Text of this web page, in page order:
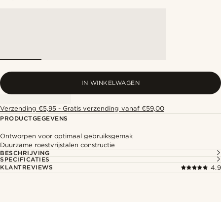
IN WINKELWAGEN
Verzending €5,95 - Gratis verzending vanaf €59,00
PRODUCTGEGEVENS
Ontworpen voor optimaal gebruiksgemak
Duurzame roestvrijstalen constructie
BESCHRIJVING
SPECIFICATIES
KLANTREVIEWS
4.9